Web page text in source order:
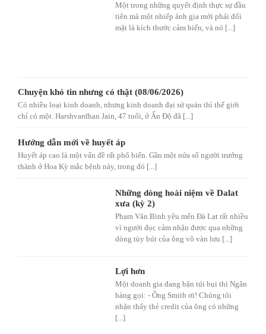
Một trong những quyết định thực sự đầu
tiên mà một nhiếp ảnh gia mới phải đối
mặt là kích thước cảm biến, và nó [...]
Chuyện khó tin nhưng có thật (08/06/2026)
Có nhiều loại kinh doanh, nhưng kinh doanh đại sứ quán thì thế giới
chỉ có một. Harshvardhan Jain, 47 tuổi, ở Ấn Độ đã [...]
Hướng dẫn mới về huyết áp
Huyết áp cao là một vấn đề rất phổ biến. Gần một nửa số người trưởng
thành ở Hoa Kỳ mắc bệnh này, trong đó [...]
Những dòng hoài niệm về Dalat
xưa (kỳ 2)
Phạm Văn Bình yêu mến Đà Lạt rất nhiều
vì người đọc cảm nhận được qua những
dòng tùy bút của ông vô vàn lưu [...]
Lợi hơn
Một doanh gia đang bận túi bụi thì Ngân
hàng gọi: - Ông Smith ơi! Chúng tôi
nhận thấy thẻ credit của ông có những
[...]